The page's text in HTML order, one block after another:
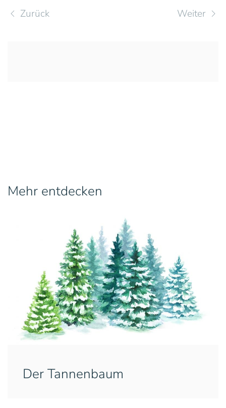
Zurück Weiter
Mehr entdecken
Der Tannenbaum